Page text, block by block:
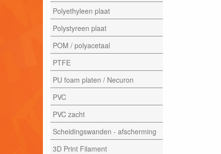
Polyethyleen plaat
Polystyreen plaat
POM / polyacetaal
PTFE
PU foam platen / Necuron
PVC
PVC zacht
Scheidingswanden - afscherming
3D Print Filament